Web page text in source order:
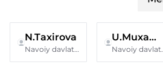
N.Taxirova
Navoiy davlat konchilik va texnologiyalar universiteti
U.Muxammatova
Navoiy davlat